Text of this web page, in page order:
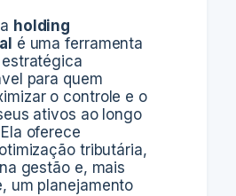
holding
é uma ferramenta
para quem
o controle e o
ativos ao longo
oferece
tributária,
gestão e, mais
um planejamento